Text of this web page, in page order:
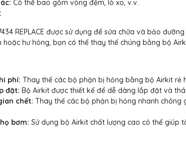
Có thể bao gồm vòng đệm, lò xo, v.v.
REPLACE được sử dụng để sửa chữa và bảo
hoặc hư hỏng, bạn có thể thay thế chúng bằng bộ
phí: Thay thế các bộ phận bị hỏng bằng bộ Airkit rẻ
đặt: Bộ Airkit được thiết kế để dễ dàng lắp đặt và
chết: Thay thế các bộ phận bị hỏng nhanh
bơm: Sử dụng bộ Airkit chất lượng cao có thể giúp